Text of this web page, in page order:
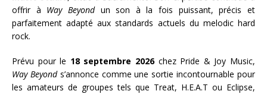
offrir à Way Beyondun son à la fois puissant, précis et
parfaitement adapté aux standards actuels du melodic hard
rock.
Prévu pour le 18 septembre 2026chez Pride & Joy Music,
Way Beyonds’annonce comme une sortie incontournable pour
les amateurs de groupes tels que Treat, H.E.A.T ou Eclipse,